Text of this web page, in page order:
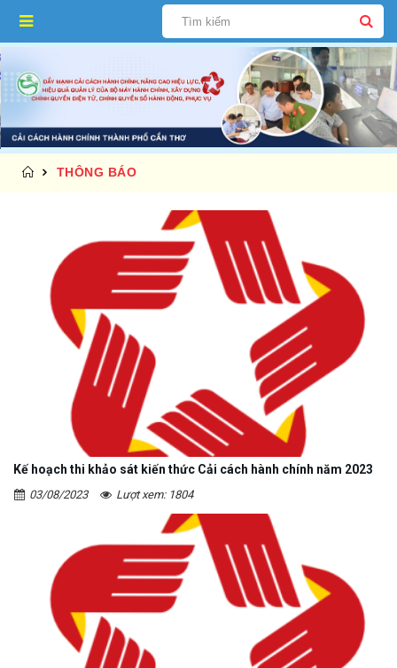
THÔNG BÁO
Kế hoạch thi khảo sát kiến thức Cải cách hành chính năm 2023
03/08/2023 Lượt xem: 1804